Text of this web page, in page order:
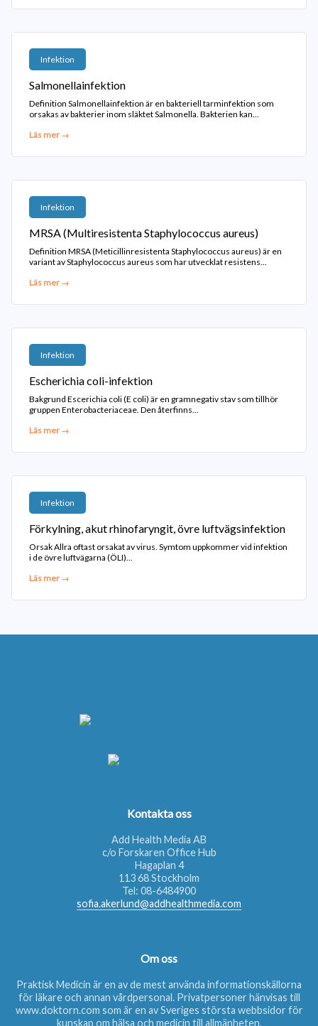
Infektion
Salmonellainfektion
Definition Salmonellainfektion är en bakteriell tarminfektion som
orsakas av bakterier inom släktet Salmonella. Bakterien kan...
Läs mer →
Infektion
MRSA (Multiresistenta Staphylococcus aureus)
Definition MRSA (Meticillinresistenta Staphylococcus aureus) är en
variant av Staphylococcus aureus som har utvecklat resistens...
Läs mer →
Infektion
Escherichia coli-infektion
Bakgrund Escerichia coli (E coli) är en gramnegativ stav som tillhör
gruppen Enterobacteriaceae. Den återfinns...
Läs mer →
Infektion
Förkylning, akut rhinofaryngit, övre luftvägsinfektion
Orsak Allra oftast orsakat av virus. Symtom uppkommer vid infektion
i de övre luftvägarna (ÖLI)...
Läs mer →
Kontakta oss
Add Health Media AB
c/o Forskaren Office Hub
Hagaplan 4
113 68 Stockholm
Tel: 08-6484900
sofia.akerlund@addhealthmedia.com
Om oss
Praktisk Medicin är en av de mest använda informationskällorna
för läkare och annan vårdpersonal. Privatpersoner hänvisas till
www.doktorn.com som är en av Sveriges största webbsidor för
kunskap om hälsa och medicin till allmänheten.